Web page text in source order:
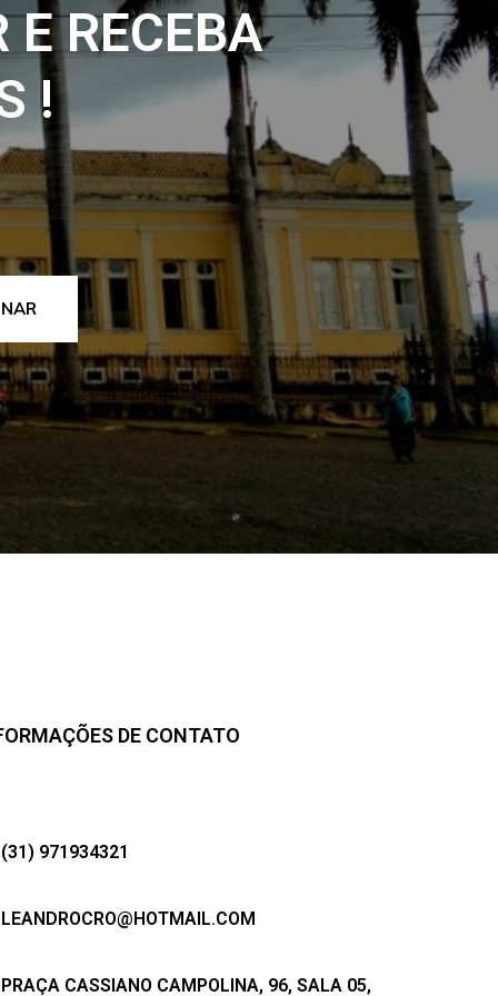
RECEBA
!
DE CONTATO
(31) 971934321
LEANDROCRO@HOTMAIL.COM
PRAÇA CASSIANO CAMPOLINA, 96, SALA 05,